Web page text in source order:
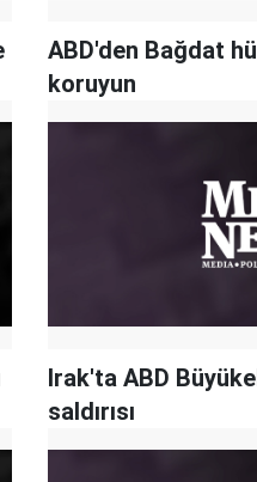
ABD'den Bağdat
koruyun
Irak'ta ABD
saldırısı